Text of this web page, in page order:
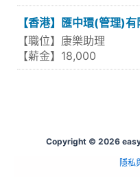
【香港】匯中環(管理)
【職位】康樂助理
【薪金】18,000
Copyright © 2026
隱私